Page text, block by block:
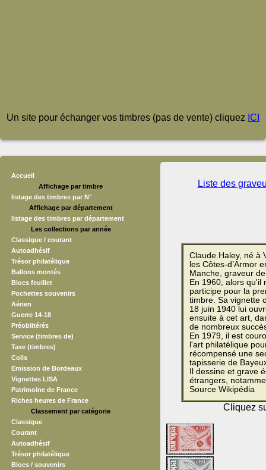
Un site pour échanger vos timbres (pas de vente) cliquez ICI
Accueil
Affichage par timbre
listage des timbres par N°
Affichage par département
listage des timbres par département
Les collections par année
Classique / courant
Autoadhésif
Trésor philatélique
Ballons montés
Blocs feuillet
Pochettes souvenirs
Aérien
Guerre 14-18
Préoblitérés
Service (timbres de)
Taxe (timbres)
Colis
Emission de Bordeaux
Vignettes LISA
Patrimoine de France
Riches heures de France
Classement par catégorie
Classique
Courant
Autoadhésif
Trésor philatélique
Blocs / souvenirs
Liste des
Claude Haley, né à
les Côtes-d’Armor
Manche, graveur
En 1960, alors qu'il
participe pour la
timbre. Sa vignette
18 juin 1940 lui
ensuite à cet art,
de nombreux
En 1979, il est
l'art philatélique
récompensé une
tapisserie de
Il dessine et grave
étrangers,
Source Wikipédia
Cliquez